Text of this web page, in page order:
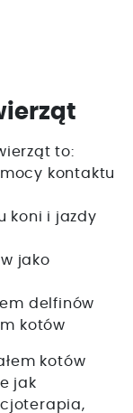
to:
kontaktu
koni i jazdy
jako
delfinów
kotów
kotów
jak